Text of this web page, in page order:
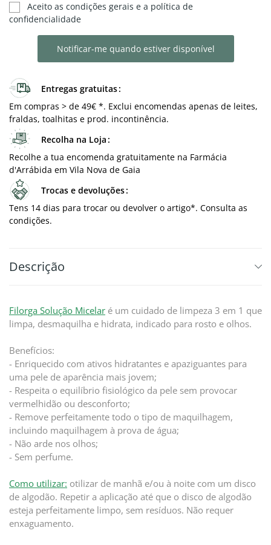
Aceito as condições gerais e a política de
confidencialidade
Notificar-me quando estiver disponível
Entregas gratuitas
Em compras > de 49€ *. Exclui encomendas apenas de leites,
fraldas, toalhitas e prod. incontinência.
Recolha na Loja
Recolhe a tua encomenda gratuitamente na Farmácia
d'Arrábida em Vila Nova de Gaia
Trocas e devoluções
Tens 14 dias para trocar ou devolver o artigo*. Consulta as
condições.
Descrição
Filorga Solução Micelar é um cuidado de limpeza 3 em 1 que
limpa, desmaquilha e hidrata, indicado para rosto e olhos.
Benefícios:
- Enriquecido com ativos hidratantes e apaziguantes para
uma pele de aparência mais jovem;
- Respeita o equilíbrio fisiológico da pele sem provocar
vermelhidão ou desconforto;
- Remove perfeitamente todo o tipo de maquilhagem,
incluindo maquilhagem à prova de água;
- Não arde nos olhos;
- Sem perfume.
Como utilizar: otilizar de manhã e/ou à noite com um disco
de algodão. Repetir a aplicação até que o disco de algodão
esteja perfeitamente limpo, sem resíduos. Não requer
enxaguamento.